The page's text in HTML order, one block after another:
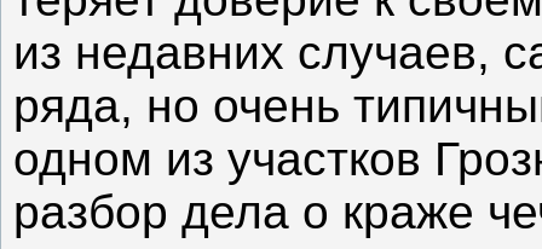
из недавних случаев,
ряда, но очень
одном из участков
разбор дела о краже